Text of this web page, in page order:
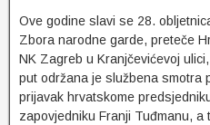
Ove godine slavi se 28.
Zbora narodne garde, preteče
NK Zagreb u Kranjčevićevoj
put održana je službena smotra
prijavak hrvatskome
zapovjedniku Franji Tuđmanu,